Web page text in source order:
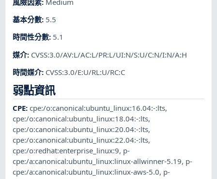
基本分數: 5.5
時間性分數: 5.1
媒介: CVSS:3.0/AV:L/AC:L/PR:L/UI:N/S:U/C:N/I:N/A:H
時間媒介: CVSS:3.0/E:U/RL:U/RC:C
弱點資訊
CPE:cpe:/o:canonical:ubuntu_linux:16.04:-:lts,
cpe:/o:canonical:ubuntu_linux:18.04:-:lts,
cpe:/o:canonical:ubuntu_linux:20.04:-:lts,
cpe:/o:canonical:ubuntu_linux:22.04:-:lts,
cpe:/o:redhat:enterprise_linux:9, p-
cpe:/a:canonical:ubuntu_linux:linux-allwinner-5.19, p-
cpe:/a:canonical:ubuntu_linux:linux-aws-5.0, p-